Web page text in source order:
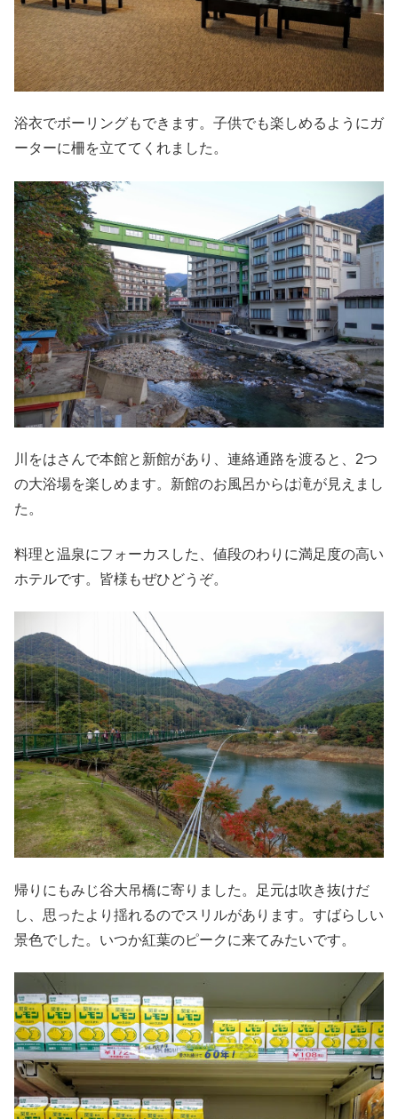
浴衣でボーリングもできます。子供でも楽しめるようにガ
ーターに柵を立ててくれました。
川をはさんで本館と新館があり、連絡通路を渡ると、2つ
の大浴場を楽しめます。新館のお風呂からは滝が見えまし
た。
料理と温泉にフォーカスした、値段のわりに満足度の高い
ホテルです。皆様もぜひどうぞ。
帰りにもみじ谷大吊橋に寄りました。足元は吹き抜けだ
し、思ったより揺れるのでスリルがあります。すばらしい
景色でした。いつか紅葉のピークに来てみたいです。